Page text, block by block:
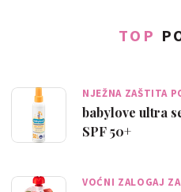
TOP
NJEŽNA ZAŠTITA
babylove ultra
SPF 50+
VOĆNI ZALOGAJ